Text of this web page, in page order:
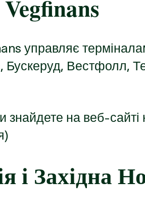
Vegfinans
управляє
Вестфолл,
знайдете на веб-сайті
і Західна